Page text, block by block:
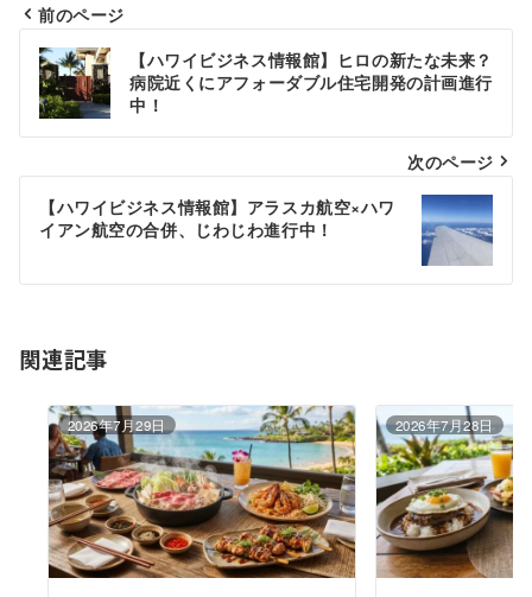
投
稿
ナ
ビ
シ
ン
前のページ
【ハワイビジネス情報館】ヒロの新たな未来？
病院近くにアフォーダブル住宅開発の計画進行
中！
次のページ
【ハワイビジネス情報館】アラスカ航空×ハワ
イアン航空の合併、じわじわ進行中！
関連記事
2026年7月29日 2026年7月28日